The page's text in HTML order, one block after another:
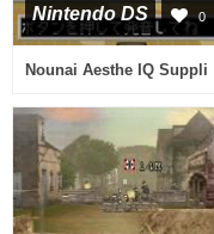
Nintendo DS 0